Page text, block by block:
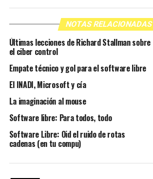
NOTAS RELACIONADAS
Últimas lecciones de Richard Stallman sobre
el ciber control
Empate técnico y gol para el software libre
El INADI, Microsoft y cía
La imaginación al mouse
Software libre: Para todos, todo
Software Libre: Oid el ruido de rotas
cadenas (en tu compu)